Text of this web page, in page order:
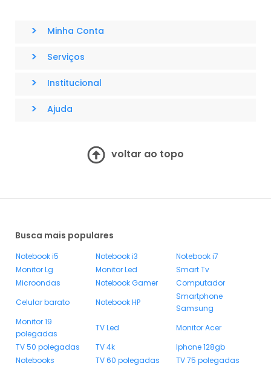
> Minha Conta
> Serviços
> Institucional
> Ajuda
voltar ao topo
Busca mais populares
Notebook i5 Notebook i3
Notebook i7
Monitor Lg
Monitor Led
Smart Tv
Microondas
Notebook Gamer
Computador
Celular barato
Notebook HP
Smartphone
Samsung
Monitor 19
polegadas
TV Led
Monitor Acer
TV 50 polegadas
TV 4k
Iphone 128gb
Notebooks
TV 60 polegadas
TV 75 polegadas